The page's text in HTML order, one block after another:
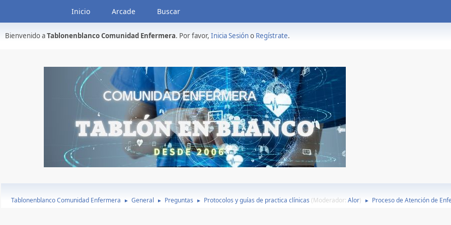
Inicio Arcade Buscar
Bienvenido aTablonenblanco Comunidad Enfermera. Por favor, Inicia Sesióno Regístrate.
Tablonenblanco Comunidad Enfermera ► General ► Preguntas ► Protocolos y guías de practica clínicas (Moderador: Alor) ► Proceso de Atención de